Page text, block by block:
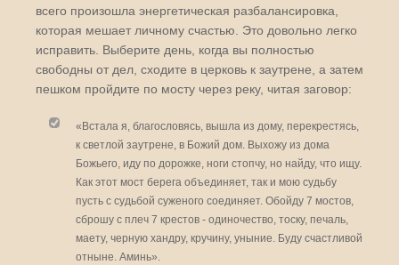
всего произошла энергетическая разбалансировка,
которая мешает личному счастью. Это довольно легко
исправить. Выберите день, когда вы полностью
свободны от дел, сходите в церковь к заутрене, а затем
пешком пройдите по мосту через реку, читая заговор:
«Встала я, благословясь, вышла из дому, перекрестясь,
к светлой заутрене, в Божий дом. Выхожу из дома
Божьего, иду по дорожке, ноги стопчу, но найду, что ищу.
Как этот мост берега объединяет, так и мою судьбу
пусть с судьбой суженого соединяет. Обойду 7 мостов,
сброшу с плеч 7 крестов - одиночество, тоску, печаль,
маету, черную хандру, кручину, уныние. Буду счастливой
отныне. Аминь».